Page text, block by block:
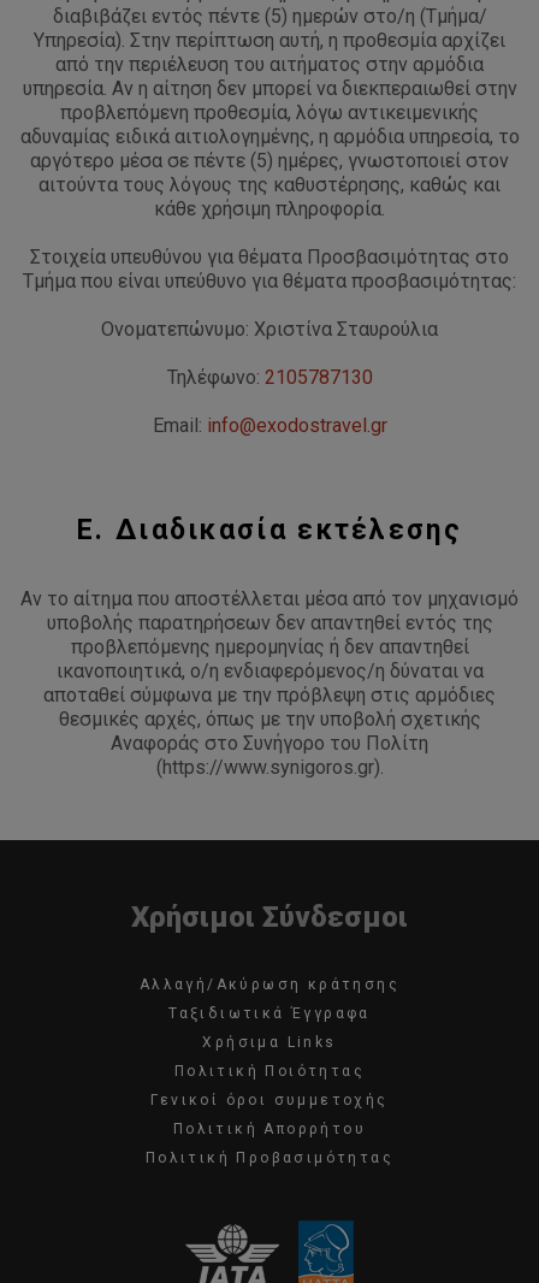
διαβιβάζει εντός πέντε (5) ημερών στο/η (Τμήμα/
Υπηρεσία). Στην περίπτωση αυτή, η προθεσμία αρχίζει
από την περιέλευση του αιτήματος στην αρμόδια
υπηρεσία. Αν η αίτηση δεν μπορεί να διεκπεραιωθεί στην
προβλεπόμενη προθεσμία, λόγω αντικειμενικής
αδυναμίας ειδικά αιτιολογημένης, η αρμόδια υπηρεσία, το
αργότερο μέσα σε πέντε (5) ημέρες, γνωστοποιεί στον
αιτούντα τους λόγους της καθυστέρησης, καθώς και
κάθε χρήσιμη πληροφορία.
Στοιχεία υπευθύνου για θέματα Προσβασιμότητας στο
Τμήμα που είναι υπεύθυνο για θέματα προσβασιμότητας:
Ονοματεπώνυμο: Χριστίνα Σταυρούλια
Τηλέφωνο: 2105787130
Email: info@exodostravel.gr
Ε. Διαδικασία εκτέλεσης
Αν το αίτημα που αποστέλλεται μέσα από τον μηχανισμό
υποβολής παρατηρήσεων δεν απαντηθεί εντός της
προβλεπόμενης ημερομηνίας ή δεν απαντηθεί
ικανοποιητικά, ο/η ενδιαφερόμενος/η δύναται να
αποταθεί σύμφωνα με την πρόβλεψη στις αρμόδιες
θεσμικές αρχές, όπως με την υποβολή σχετικής
Αναφοράς στο Συνήγορο του Πολίτη
(https://www.synigoros.gr).
Χρήσιμοι Σύνδεσμοι
Αλλαγή/Ακύρωση κράτησης
Ταξιδιωτικά Έγγραφα
Χρήσιμα Links
Πολιτική Ποιότητας
Γενικοί όροι συμμετοχής
Πολιτική Απορρήτου
Πολιτική Προβασιμότητας